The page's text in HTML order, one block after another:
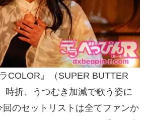
COLOR』（SUPER BUTTER
時折、うつむき加減で歌う姿に
回のセットリストは全てファンか